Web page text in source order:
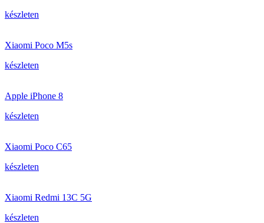
készleten
Xiaomi Poco M5s
készleten
Apple iPhone 8
készleten
Xiaomi Poco C65
készleten
Xiaomi Redmi 13C 5G
készleten